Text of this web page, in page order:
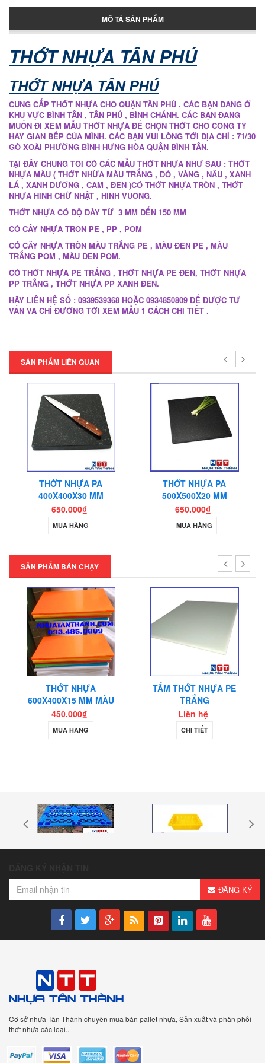
Pallet nhựa Tân Phú
Thớt nhựa cho nhà bếp
Thớt nhựa làm băng tải
Thớt nhựa nhập khẩu
MÔ TẢ SẢN PHẨM
THỚT NHỰA TÂN PHÚ
THỚT NHỰA TÂN PHÚ
CUNG CẤP THỚT NHỰA CHO QUẬN TÂN PHÚ . CÁC BẠN ĐANG Ở
KHU VỰC BÌNH TÂN , TÂN PHÚ , BÌNH CHÁNH. CÁC BẠN ĐANG
MUỐN ĐI XEM MẪU THỚT NHỰA ĐỂ CHỌN THỚT CHO CÔNG TY
HAY GIAN BẾP CỦA MÌNH. CÁC BẠN VUI LÒNG TỚI ĐỊA CHỈ : 71/30
GÒ XOÀI PHƯỜNG BÌNH HƯNG HÒA QUẬN BÌNH TÂN.
TẠI ĐÂY CHUNG TÔI CÓ CÁC MẪU THỚT NHỰA NHƯ SAU : THỚT
NHỰA MÀU ( THỚT NHỪA MÀU TRẮNG , ĐỎ , VÀNG , NÂU , XANH
LÁ , XANH DƯƠNG , CAM , ĐEN )CÓ THỚT NHỰA TRÒN , THỚT
NHỰA HÌNH CHỮ NHẬT , HÌNH VUÔNG.
THỚT NHỰA CÓ ĐỘ DÀY TỪ 3 MM ĐẾN 150 MM
CÓ CÂY NHỰA TRÒN PE , PP , POM
CÓ CÂY NHỰA TRÒN MÀU TRẮNG PE , MÀU ĐEN PE , MÀU
TRẮNG POM , MÀU ĐEN POM.
CÓ THỚT NHỰA PE TRẮNG , THỚT NHỰA PE ĐEN, THỚT NHỰA
PP TRẮNG , THỚT NHỰA PP XANH ĐEN.
HÃY LIÊN HỆ SỐ : 0939539368 HOẶC 0934850809 ĐỂ ĐƯỢC TƯ
VẤN VÀ CHỈ ĐƯỜNG TỚI XEM MẪU 1 CÁCH CHI TIẾT .
SẢN PHẨM LIÊN QUAN
THỚT NHỰA PA
400X400X30 MM
650.000₫
MUA HÀNG
THỚT NHỰA PA
500X500X20 MM
650.000₫
MUA HÀNG
SẢN PHẨM BÁN CHẠY
THỚT NHỰA
600X400X15 MM MÀU
CAM
450.000₫
MUA HÀNG
TẤM THỚT NHỰA PE
TRẮNG
Liên hệ
CHI TIẾT
ĐĂNG KÝ
Cơ sở nhựa Tân Thành chuyên mua bán pallet nhựa, Sản xuất và phân phối
thớt nhựa các loại..